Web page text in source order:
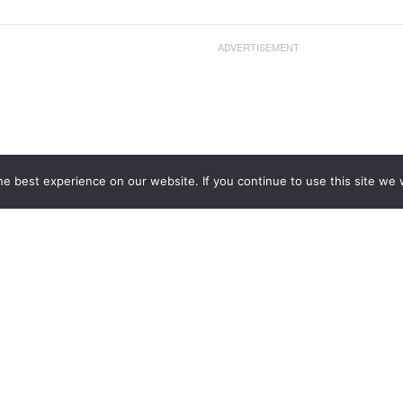
ADVERTISEMENT
best experience on our website. If you continue to use this site we